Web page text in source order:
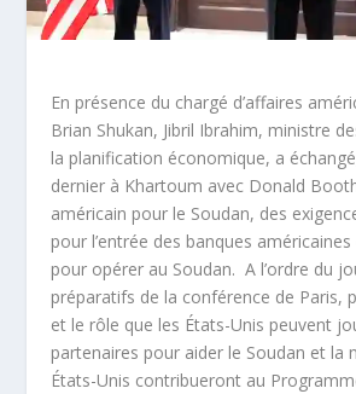
En présence du chargé d’affaires
Brian Shukan, Jibril Ibrahim, ministre
la planification économique, a
dernier à Khartoum avec Donald
américain pour le Soudan, des
pour l’entrée des banques
pour opérer au Soudan. A l’ordre du
préparatifs de la conférence de Paris,
et le rôle que les États-Unis peuvent
partenaires pour aider le Soudan et la
États-Unis contribueront au